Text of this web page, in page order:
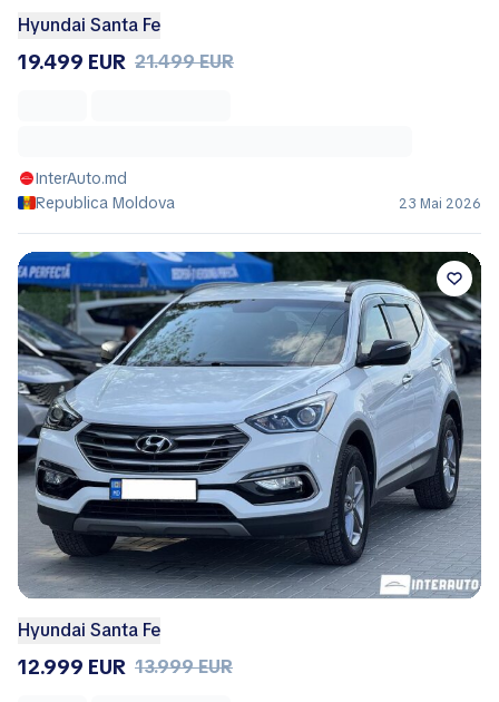
Hyundai Santa Fe
19.499 EUR 21.499 EUR
InterAuto.md
Republica Moldova
23 Mai 2026
Hyundai Santa Fe
12.999 EUR 13.999 EUR